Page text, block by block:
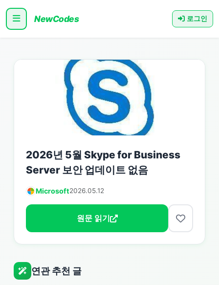
NewCodes 로그인
2026년 5월 Skype for Business
Server 보안 업데이트 없음
Microsoft2026.05.12
원문 읽기
연관 추천 글